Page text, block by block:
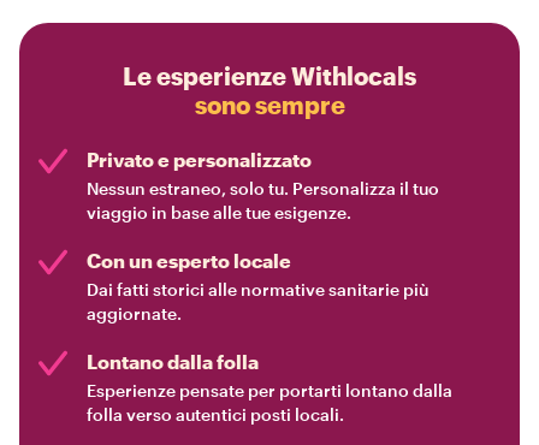
Le esperienze Withlocals
sono sempre
Privato e personalizzato
Nessun estraneo, solo tu. Personalizza il tuo
viaggio in base alle tue esigenze.
Con un esperto locale
Dai fatti storici alle normative sanitarie più
aggiornate.
Lontano dalla folla
Esperienze pensate per portarti lontano dalla
folla verso autentici posti locali.